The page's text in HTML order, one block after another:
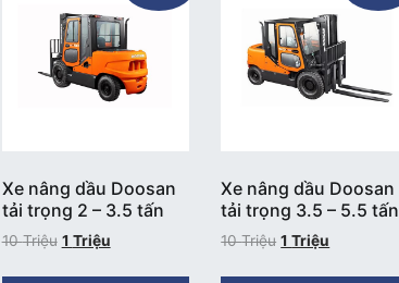
Xe nâng dầu Doosan
tải trọng 2 – 3.5 tấn
10Triệu 1 Triệu
Xe nâng dầu Doosan
tải trọng 3.5 – 5.5 tấn
10Triệu 1Triệu